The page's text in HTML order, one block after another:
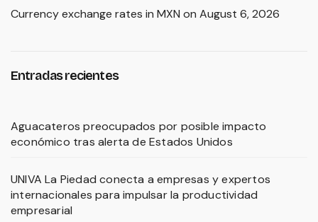
Currency exchange rates in MXN on August 6, 2026
Entradas recientes
Aguacateros preocupados por posible impacto
económico tras alerta de Estados Unidos
UNIVA La Piedad conecta a empresas y expertos
internacionales para impulsar la productividad
empresarial